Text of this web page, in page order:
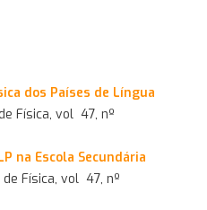
dos Países de Língua
Física, vol 47, nº
na Escola Secundária
de Física, vol 47, nº